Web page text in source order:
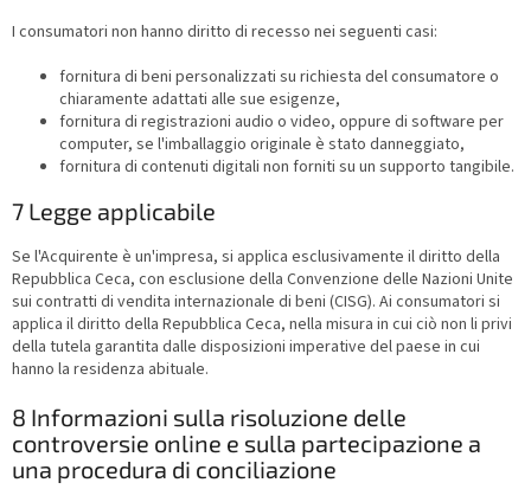
I consumatori non hanno diritto di recesso nei seguenti casi:
fornitura di beni personalizzati su richiesta del consumatore o
chiaramente adattati alle sue esigenze,
fornitura di registrazioni audio o video, oppure di software per
computer, se l'imballaggio originale è stato danneggiato,
fornitura di contenuti digitali non forniti su un supporto tangibile.
7 Legge applicabile
Se l'Acquirente è un'impresa, si applica esclusivamente il diritto della
Repubblica Ceca, con esclusione della Convenzione delle Nazioni Unite
sui contratti di vendita internazionale di beni (CISG). Ai consumatori si
applica il diritto della Repubblica Ceca, nella misura in cui ciò non li privi
della tutela garantita dalle disposizioni imperative del paese in cui
hanno la residenza abituale.
8 Informazioni sulla risoluzione delle
controversie online e sulla partecipazione a
una procedura di conciliazione